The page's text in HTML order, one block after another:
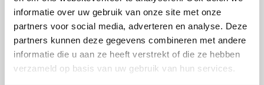
informatie over uw gebruik van onze site met onze
partners voor social media, adverteren en analyse. Deze
partners kunnen deze gegevens combineren met andere
informatie die u aan ze heeft verstrekt of die ze hebben
verzameld op basis van uw gebruik van hun services.
Weekendesk Sarenza Schiesser Interhome